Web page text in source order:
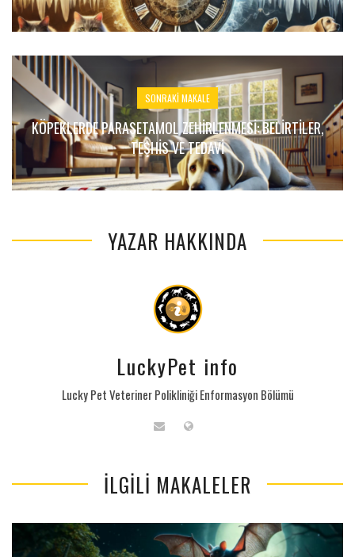
SONRAKI MAKALE
KÖPEKLERDE PARASETAMOL ZEHIRLENMESI: BELIRTILER,
TEŞHIS VE TEDAVI
YAZAR HAKKINDA
LuckyPet info
Lucky Pet Veteriner Polikliniği Enformasyon Bölümü
İLGILI MAKALELER